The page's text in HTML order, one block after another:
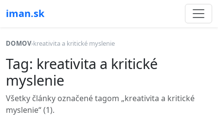
iman.sk
DOMOV›kreativita a kritické myslenie
Tag: kreativita a kritické
myslenie
Všetky články označené tagom „kreativita a kritické
myslenie“ (1).